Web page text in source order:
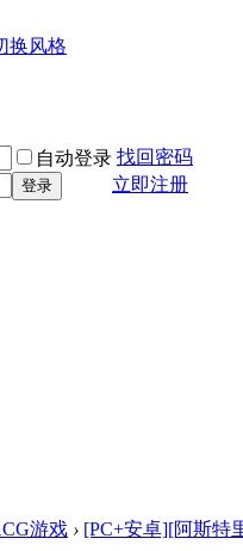
换风格
自动登录 找回密码
登录
立即注册
游戏 › [PC+安卓][阿斯特